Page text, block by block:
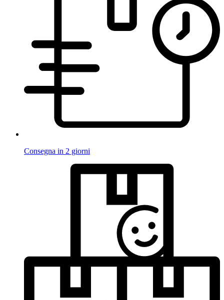
Consegna in 2 giorni